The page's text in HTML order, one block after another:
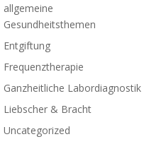
allgemeine
Gesundheitsthemen
Entgiftung
Frequenztherapie
Ganzheitliche Labordiagnostik
Liebscher & Bracht
Uncategorized